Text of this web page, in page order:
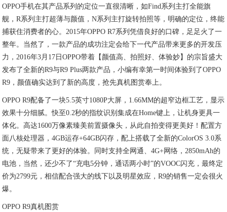
OPPO手机在其产品系列的定位一直很清晰，如Find系列主打全能旗
舰，R系列主打超薄与颜值，N系列主打旋转拍照等，明确的定位，终能
捕获住消费者的心。2015年OPPO R7系列凭借良好的口碑，足足火了一
整年。当然了，一款产品的成功注定会给下一代产品带来更多的开发压
力，2016年3月17日OPPO带着【颜值高、拍照好、体验妙】的宗旨盛大
发布了全新的R9与R9 Plus两款产品，小编有幸第一时间体验到了OPPO
R9，颜值确实达到了新的高度，抢先真机图赏奉上。
OPPO R9配备了一块5.5英寸1080P大屏，1.66MM的超窄边框工艺，显示
效果十分细腻。快至0.2秒的指纹识别集成在Home键上，让机身更具一
体化。高达1600万像素臻美前置摄像头，从此自拍变得更美好！配置方
面八核处理器，4GB运存+64GB闪存，配上搭载了全新的ColorOS 3.0系
统，无疑带来了更好的体验。同时支持全网通、4G+网络，2850mAh的
电池，当然，还少不了“充电5分钟，通话两小时”的VOOC闪充，最终定
价为2799元，相信配合强大的线下以及明星效应，R9的销售一定会很火
爆。
OPPO R9真机图赏